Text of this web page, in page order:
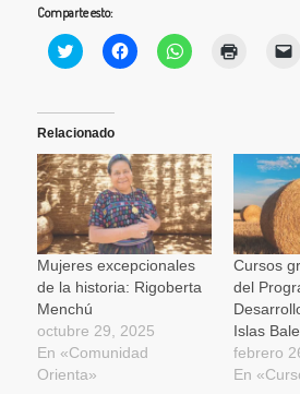
Comparte esto:
Haz
clic
Twitter
(Se
en
una
ventana
nueva)
Haz
clic
en
una
ventana
nueva)
Haz
clic
en
una
ventana
nueva)
ventana
nueva) a
Relacionado
Mujeres excepcionales
de la historia: Rigoberta
Menchú
octubre 29, 2025
En «Comunidad
Orienta»
Cursos
del
Islas
febrero
En